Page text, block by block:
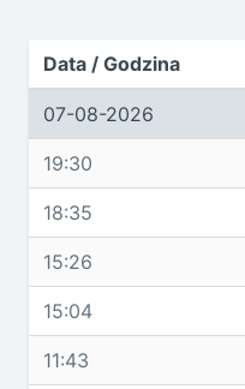
Data / Godzina
07-08-2026
19:30
18:35
15:26
15:04
11:43